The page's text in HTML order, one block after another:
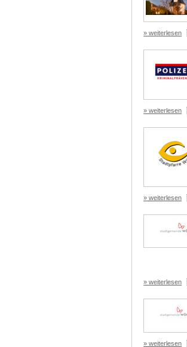
» weiterlesen
» weiterlesen
» weiterlesen
» weiterlesen
» weiterlesen